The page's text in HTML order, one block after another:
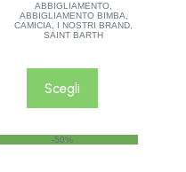
ABBIGLIAMENTO,
ABBIGLIAMENTO BIMBA,
CAMICIA, I NOSTRI BRAND,
SAINT BARTH
Scegli
-50%